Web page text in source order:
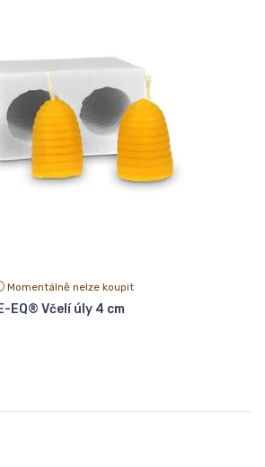
Momentálně nelze koupit
EQ® Včelí úly 4 cm